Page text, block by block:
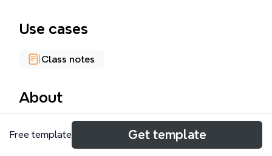
Use cases
Class notes
About
第六章 完全竞争市场思维导图模板系统梳理了微观经
济学中完全竞争市场的核心概念，涵盖市场分类、厂商
Free template Get template